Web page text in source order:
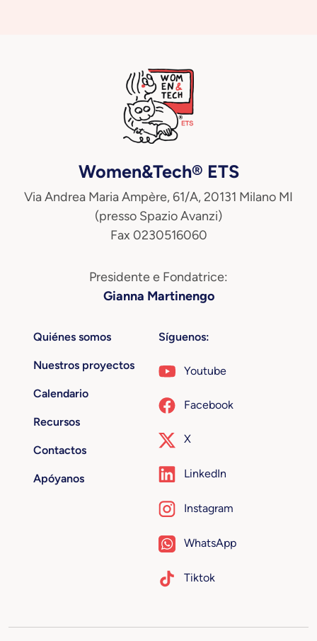
Women&Tech® ETS
Via Andrea Maria Ampère, 61/A, 20131 Milano MI
(presso Spazio Avanzi)
Fax 0230516060
Presidente e Fondatrice:
Gianna Martinengo
Quiénes somos
Nuestros proyectos
Calendario
Recursos
Contactos
Apóyanos
Síguenos:
Youtube
Facebook
X
LinkedIn
Instagram
WhatsApp
Tiktok